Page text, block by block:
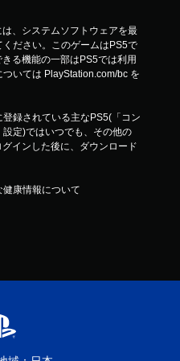
、システムソフトウェアを最
ださい。このゲームはPS5で
る機能の一部はPS5では利用
いては PlayStation.com/bc を
録されている主なPS5(「コン
定)ではいつでも、その他の
インした後に、ダウンロード
康情報について